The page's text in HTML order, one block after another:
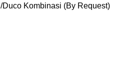
Kombinasi (By Request)